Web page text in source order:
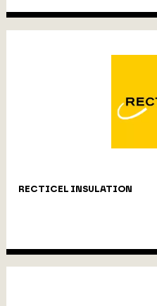
RECTICEL INSULATION